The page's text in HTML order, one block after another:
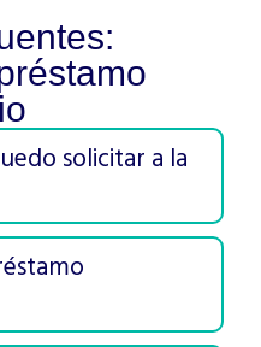
solicitar a la